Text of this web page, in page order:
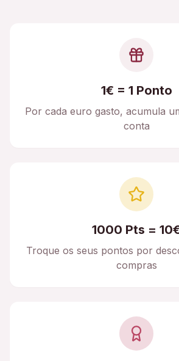
1€ = 1 Ponto
Por cada euro gasto, acumula
conta
1000 Pts =
Troque os seus pontos por
compras